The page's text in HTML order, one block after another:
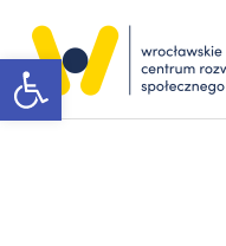
Otwórz pasek narzędzi
treści